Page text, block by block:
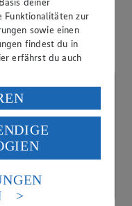
Funktionalitäten zur
sowie einen
findest du in
erfährst du auch
Daten in den
du im Sinne
ein, dass deine
Der EuGH sieht
an.
durch US-